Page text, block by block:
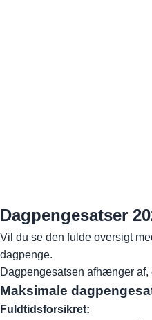
Dagpengesatser
Vil du se den fulde oversigt
dagpenge.
Dagpengesatsen afhænger af,
Maksimale
Fuldtidsforsikret: